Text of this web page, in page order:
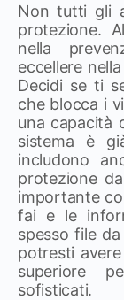
Non tutti gli
protezione.
nella
eccellere
Decidi se ti
che blocca i
una capacità
sistema è
includono
protezione
importante
fai e le
spesso file
potresti
superiore
sofisticati.